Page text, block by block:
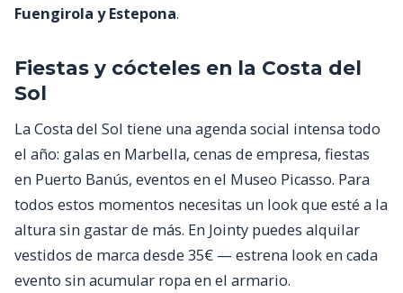
Fuengirola y Estepona.
Fiestas y cócteles en la Costa del
Sol
La Costa del Sol tiene una agenda social intensa todo
el año: galas en Marbella, cenas de empresa, fiestas
en Puerto Banús, eventos en el Museo Picasso. Para
todos estos momentos necesitas un look que esté a la
altura sin gastar de más. En Jointy puedes alquilar
vestidos de marca desde 35€ — estrena look en cada
evento sin acumular ropa en el armario.